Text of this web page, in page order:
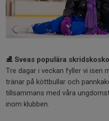
⛸️ Sveas populära
Tre dagar i veckan fyller vi isen
tränar på köttbullar och
tillsammans med våra
inom klubben.